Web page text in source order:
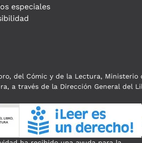
especiales
del Cómic y de la Lectura, Ministerio
a través de la Dirección General del